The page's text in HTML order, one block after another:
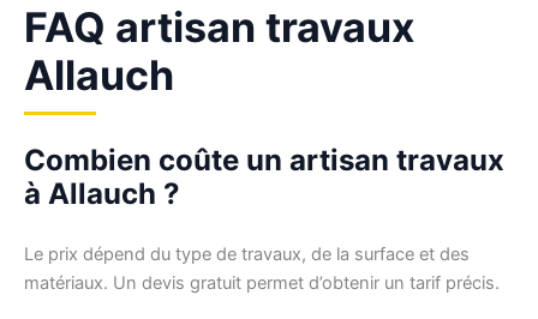
FAQ artisan travaux
Allauch
Combien coûte un artisan travaux
à Allauch ?
Le prix dépend du type de travaux, de la surface et des
matériaux. Un devis gratuit permet d’obtenir un tarif précis.